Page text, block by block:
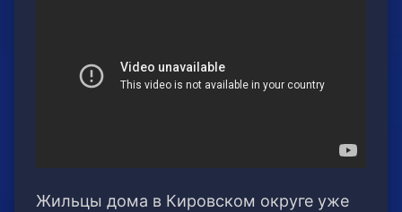
Жильцы дома в Кировском округе уже